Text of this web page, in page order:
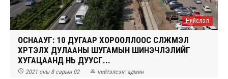
Нийслэл
ОСНААУГ: 10 ДУГААР ХОРООЛЛООС СҮЛЖМЭЛ
ХҮРТЭЛХ ДУЛААНЫ ШУГАМЫН ШИНЭЧЛЭЛИЙГ
ХУГАЦААНД НЬ ДУУСГ...
 2021 оны 8 сарын 02  нийтэлсэн: админ